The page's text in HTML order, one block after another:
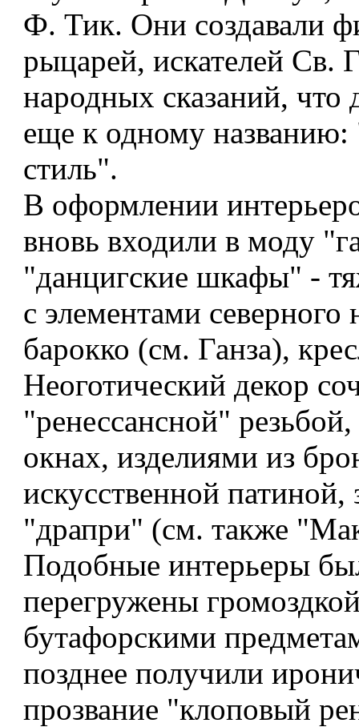
Ф. Тик. Они создавали
рыцарей, искателей Св.
народных сказаний, что
еще к одному названию:
стиль".
В оформлении
вновь входили в моду
"данцигские шкафы" -
с элементами северного
барокко (см. Ганза),
Неоготический декор
"ренессансной"
окнах, изделиями из
искусственной патиной,
"драпри" (см. также
Подобные интерьеры
перегружены
бутафорскими
позднее получили
прозвание "клоповый